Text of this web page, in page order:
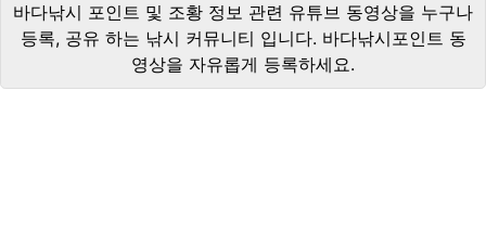
바다낚시 포인트 및 조황 정보 관련 유튜브 동영상을 누구나
등록, 공유 하는 낚시 커뮤니티 입니다. 바다낚시포인트 동
영상을 자유롭게 등록하세요.